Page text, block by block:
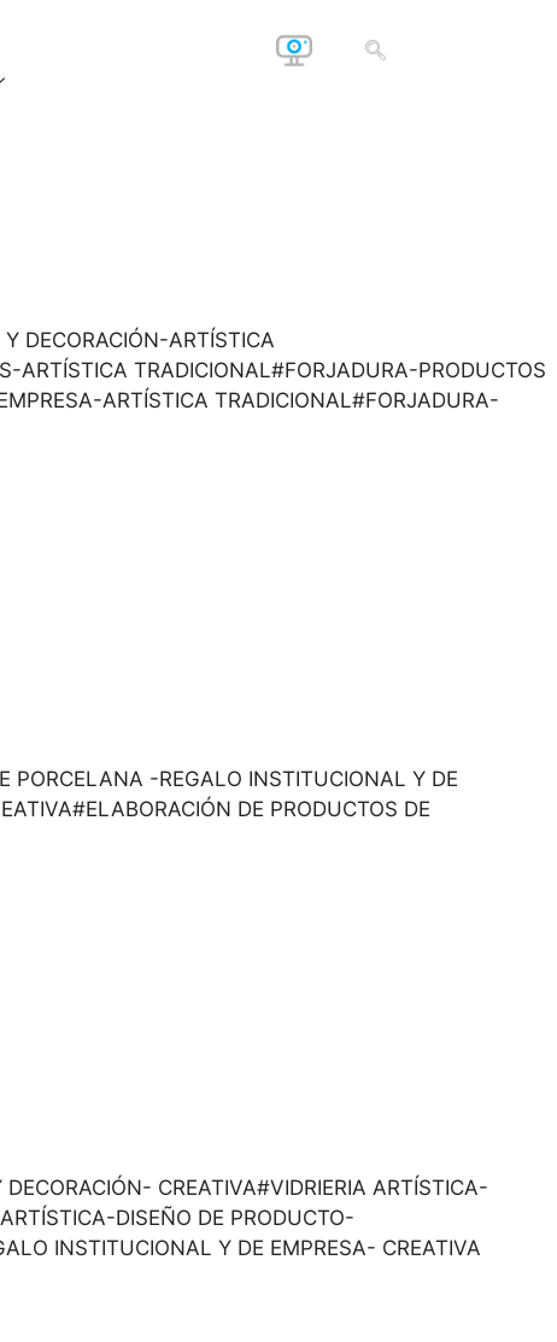
DECORACIÓN-ARTÍSTICA
ARTÍSTICA TRADICIONAL#FORJADURA-PRODUCTOS
ARTÍSTICA TRADICIONAL#FORJADURA-
-REGALO INSTITUCIONAL Y DE
DE PRODUCTOS DE
CREATIVA#VIDRIERIA ARTÍSTICA-
DISEÑO DE PRODUCTO-
INSTITUCIONAL Y DE EMPRESA- CREATIVA